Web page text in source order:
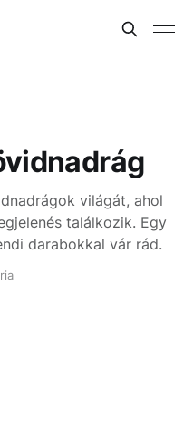
világát, ahol
találkozik. Egy
darabokkal vár rád.